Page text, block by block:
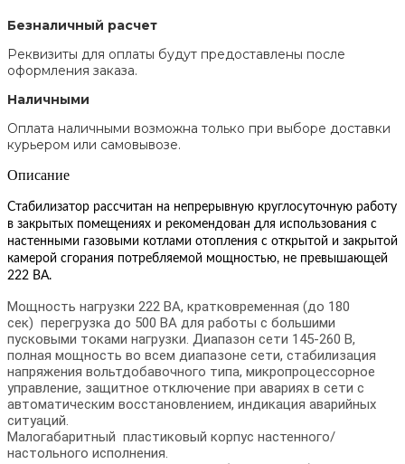
Безналичный расчет
Реквизиты для оплаты будут предоставлены после
оформления заказа.
Наличными
Оплата наличными возможна только при выборе доставки
курьером или самовывозе.
Описание
Стабилизатор рассчитан на непрерывную круглосуточную работу
в закрытых помещениях и рекомендован для использования с
настенными газовыми котлами отопления с открытой и закрытой
камерой сгорания потребляемой мощностью, не превышающей
222 ВА.
Мощность нагрузки 222 ВА, кратковременная (до 180
сек) перегрузка до 500 ВА для работы с большими
пусковыми токами нагрузки. Диапазон сети 145-260 В,
полная мощность во всем диапазоне сети, стабилизация
напряжения вольтдобавочного типа, микропроцессорное
управление, защитное отключение при авариях в сети с
автоматическим восстановлением, индикация аварийных
ситуаций.
Малогабаритный пластиковый корпус настенного/
настольного исполнения.